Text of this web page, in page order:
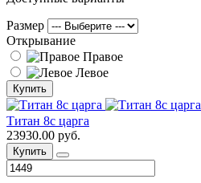
Размер
Открывание
Правое
Левое
Купить
Титан 8с царга
23930.00 руб.
Купить